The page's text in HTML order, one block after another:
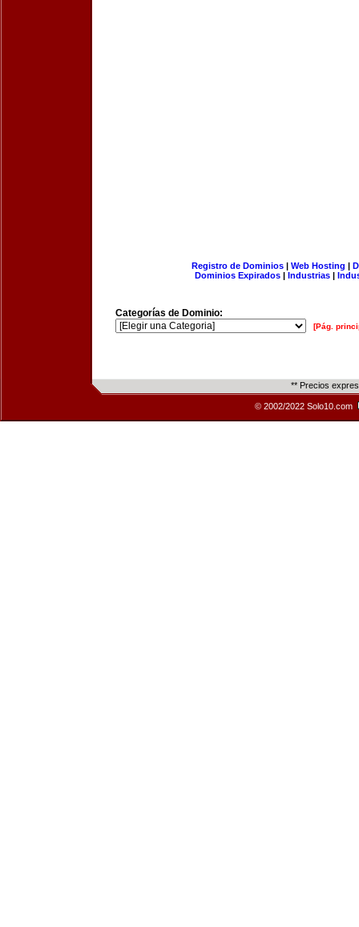
Registro de Dominios| Web Hosting |
Dominios Expirados | Industrias |
Categorías de Dominio:
[Pág.
** Precios
© 2002/2022 Solo10.com